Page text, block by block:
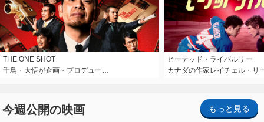
THE ONE SHOT
千鳥・大悟が企画・プロデュー…
ヒーテッド・ライバルリー
カナダの作家レイチェル・リ
今週公開の映画 もっと見る